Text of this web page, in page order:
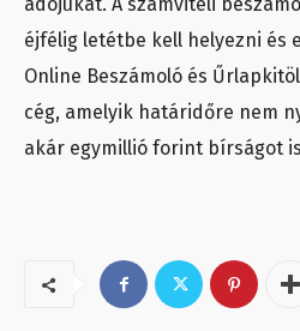
adójukat. A számviteli
éjfélig letétbe kell helyezni és
Online Beszámoló és
cég, amelyik határidőre nem
akár egymillió forint bírságot